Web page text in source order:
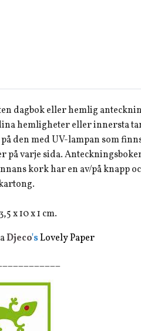
dagbok eller hemlig
hemligheter eller innersta
den med UV-lampan som
på varje sida.
kork har en av/på knapp
x 10 x 1 cm.
Djeco'sLovely Paper